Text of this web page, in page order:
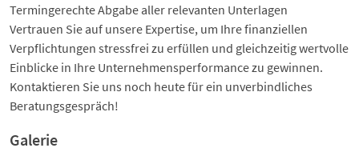
Termingerechte Abgabe aller relevanten Unterlagen
Vertrauen Sie auf unsere Expertise, um Ihre finanziellen
Verpflichtungen stressfrei zu erfüllen und gleichzeitig wertvolle
Einblicke in Ihre Unternehmensperformance zu gewinnen.
Kontaktieren Sie uns noch heute für ein unverbindliches
Beratungsgespräch!
Galerie